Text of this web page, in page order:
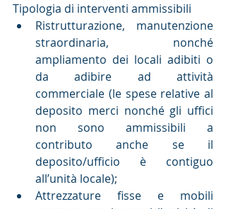
Tipologia di interventi ammissibili
Ristrutturazione, manutenzione
straordinaria, nonché
ampliamento dei locali adibiti o
da adibire ad attività
commerciale (le spese relative al
deposito merci nonché gli uffici
non sono ammissibili a
contributo anche se il
deposito/ufficio è contiguo
all’unità locale);
Attrezzature fisse e mobili